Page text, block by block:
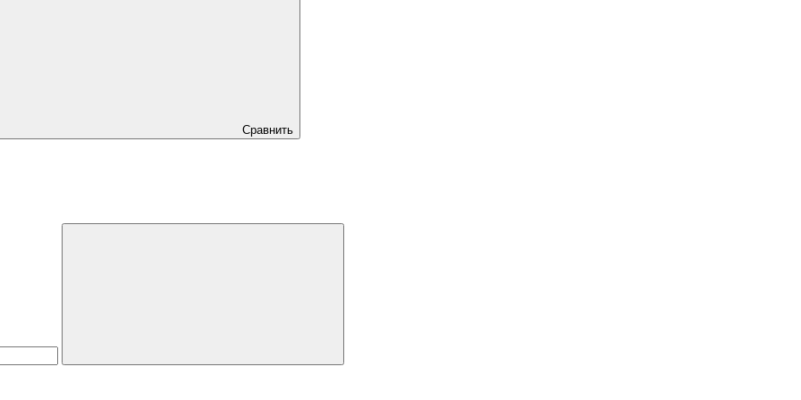
Сравнить